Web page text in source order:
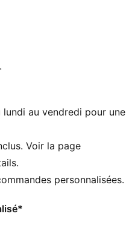
Amorti léger, maintien
sont conçues pour
Quand la température
le contrôle et tu fais la
d’au moins 20 %
au vendredi pour une
Voir la page
personnalisées.